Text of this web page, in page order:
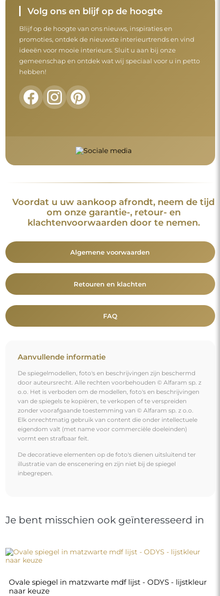
Volg ons en blijf op de hoogte
Blijf op de hoogte van ons nieuws, inspiraties en
promoties, ontdek de nieuwste interieurtrends en vind
ideeën voor mooie interieurs. Sluit u aan bij onze
gemeenschap en ontdek wat wij speciaal voor u in petto
hebben!
Voordat u uw aankoop afrondt, neem de tijd
om onze garantie-, retour- en
klachtenvoorwaarden door te nemen.
Algemene voorwaarden
Retouren en klachten
FAQ
Aanvullende informatie
De spiegelmodellen, foto's en beschrijvingen zijn beschermd
door auteursrecht. Alle rechten voorbehouden © Alfaram sp. z
o.o. Het is verboden om de modellen, foto's en beschrijvingen
van de spiegels te kopiëren, te verkopen of te verspreiden
zonder voorafgaande toestemming van © Alfaram sp. z o.o.
Elk onrechtmatig gebruik van content die onder intellectuele
eigendom valt (met name voor commerciële doeleinden)
vormt een strafbaar feit.
De decoratieve elementen op de foto's dienen uitsluitend ter
illustratie van de enscenering en zijn niet bij de spiegel
inbegrepen.
Je bent misschien ook geïnteresseerd in
Ovale spiegel in matzwarte mdf lijst - ODYS - lijstkleur
naar keuze